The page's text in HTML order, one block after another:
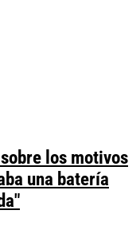
los motivos
una batería